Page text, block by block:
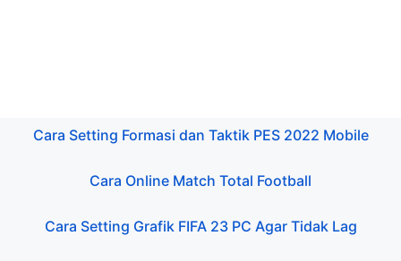
Cara Setting Formasi dan Taktik PES 2022 Mobile
Cara Online Match Total Football
Cara Setting Grafik FIFA 23 PC Agar Tidak Lag